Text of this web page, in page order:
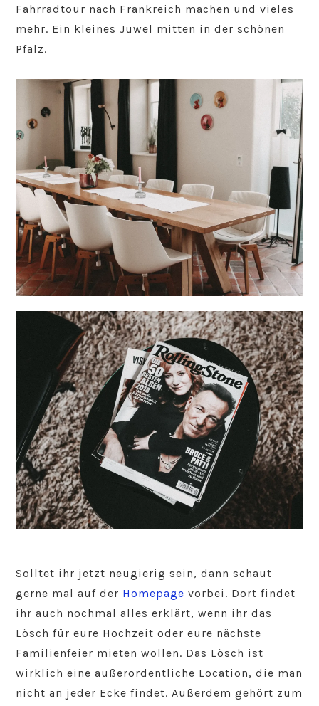
Fahrradtour nach Frankreich machen und vieles
mehr. Ein kleines Juwel mitten in der schönen
Pfalz.
Solltet ihr jetzt neugierig sein, dann schaut
gerne mal auf der Homepage vorbei. Dort findet
ihr auch nochmal alles erklärt, wenn ihr das
Lösch für eure Hochzeit oder eure nächste
Familienfeier mieten wollen. Das Lösch ist
wirklich eine außerordentliche Location, die man
nicht an jeder Ecke findet. Außerdem gehört zum